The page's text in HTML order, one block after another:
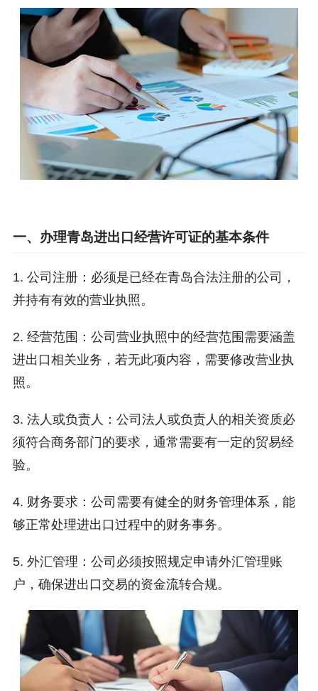
一、办理青岛进出口经营许可证的基本条件
1. 公司注册：必须是已经在青岛合法注册的公司，
并持有有效的营业执照。
2. 经营范围：公司营业执照中的经营范围需要涵盖
进出口相关业务，若无此项内容，需要修改营业执
照。
3. 法人或负责人：公司法人或负责人的相关资质必
须符合商务部门的要求，通常需要有一定的贸易经
验。
4. 财务要求：公司需要有健全的财务管理体系，能
够正常处理进出口过程中的财务事务。
5. 外汇管理：公司必须按照规定申请外汇管理账
户，确保进出口交易的资金流转合规。